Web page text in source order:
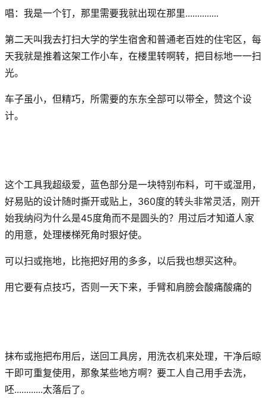
唱：我是一个钉，那里需要我就出现在那里..............
第二天叫我去打扫大学的学生宿舍和普通老百姓的住宅区，每
天我就是推着这架工作小车，在楼里转啊转，把目标地一一扫
光。
车子虽小，但精巧，所需要的东东全部可以带全，赞这个设
计。
这个工具我超级爱，蓝色部分是一块特别布料，可干或湿用，
好易贴的设计随时撕开或贴上，360度的转头非常灵活，刚开
始我纳闷为什么是45度角而不是圆头的？用过后才知道人家
的用意，处理楼梯死角时狠好使。
可以扫或拖地，比拖把好用的多多，以后我也想买这种。
用它要有点技巧，否则一天下来，手臂和肩膀会酸痛酸痛的
抹布或拖把布用后，送回工具房，用洗衣机来处理，干净后晾
干即可重复使用，那象某些地方啊？要工人自己用手去洗，
呸............太落后了。